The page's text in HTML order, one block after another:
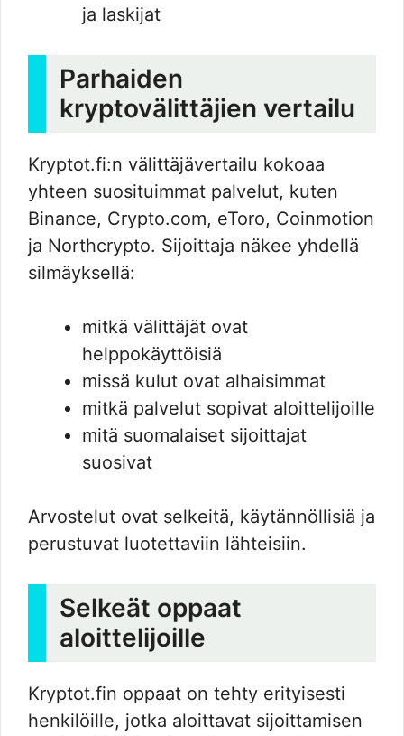
ja laskijat
Parhaiden
kryptovälittäjien vertailu
Kryptot.fi:n välittäjävertailu kokoaa
yhteen suosituimmat palvelut, kuten
Binance, Crypto.com, eToro, Coinmotion
ja Northcrypto. Sijoittaja näkee yhdellä
silmäyksellä:
mitkä välittäjät ovat
helppokäyttöisiä
missä kulut ovat alhaisimmat
mitkä palvelut sopivat aloittelijoille
mitä suomalaiset sijoittajat
suosivat
Arvostelut ovat selkeitä, käytännöllisiä ja
perustuvat luotettaviin lähteisiin.
Selkeät oppaat
aloittelijoille
Kryptot.fin oppaat on tehty erityisesti
henkilöille, jotka aloittavat sijoittamisen